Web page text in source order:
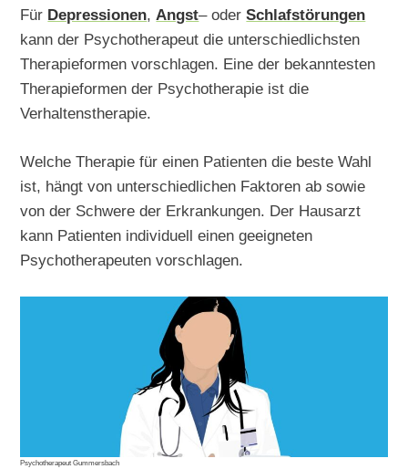
Für Depressionen, Angst– oderSchlafstörungen
kann der Psychotherapeut die unterschiedlichsten
Therapieformen vorschlagen. Eine der bekanntesten
Therapieformen der Psychotherapie ist die
Verhaltenstherapie.
Welche Therapie für einen Patienten die beste Wahl
ist, hängt von unterschiedlichen Faktoren ab sowie
von der Schwere der Erkrankungen. Der Hausarzt
kann Patienten individuell einen geeigneten
Psychotherapeuten vorschlagen.
Psychotherapeut Gummersbach